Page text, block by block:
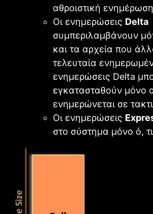
αθροιστική
Οι ενημερώσεις Delta
συμπεριλαμβάνουν
και τα αρχεία που
τελευταία
ενημερώσεις Delta
εγκατασταθούν μόνο
ενημερώνεται σε
Οι ενημερώσεις
στο σύστημα μόνο ό,